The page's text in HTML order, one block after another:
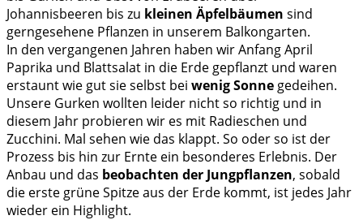
Johannisbeeren bis zu kleinen Äpfelbäumen sind
gerngesehene Pflanzen in unserem Balkongarten.
In den vergangenen Jahren haben wir Anfang April
Paprika und Blattsalat in die Erde gepflanzt und waren
erstaunt wie gut sie selbst bei wenig Sonne gedeihen.
Unsere Gurken wollten leider nicht so richtig und in
diesem Jahr probieren wir es mit Radieschen und
Zucchini. Mal sehen wie das klappt. So oder so ist der
Prozess bis hin zur Ernte ein besonderes Erlebnis. Der
Anbau und das beobachten der Jungpflanzen, sobald
die erste grüne Spitze aus der Erde kommt, ist jedes Jahr
wieder ein Highlight.